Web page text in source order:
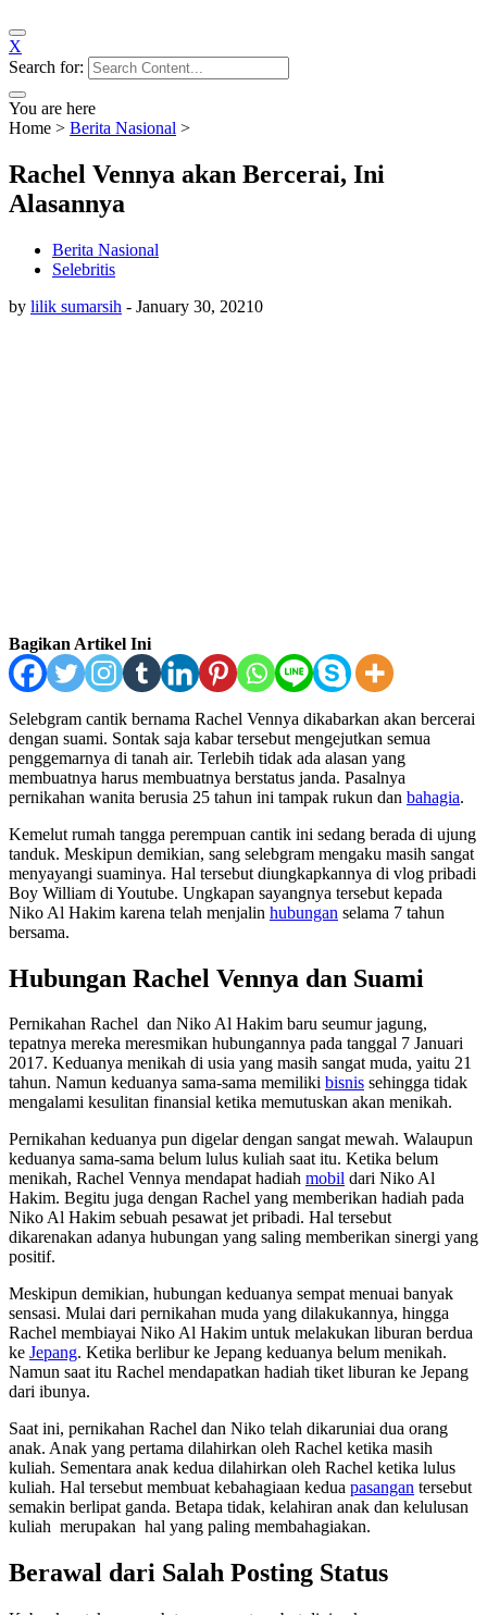
X
Search for:
You are here
Home > Berita Nasional >
Rachel Vennya akan Bercerai, Ini
Alasannya
Berita Nasional
Selebritis
by lilik sumarsih - January 30, 20210
Bagikan Artikel Ini
Selebgram cantik bernama Rachel Vennya dikabarkan akan bercerai
dengan suami. Sontak saja kabar tersebut mengejutkan semua
penggemarnya di tanah air. Terlebih tidak ada alasan yang
membuatnya harus membuatnya berstatus janda. Pasalnya
pernikahan wanita berusia 25 tahun ini tampak rukun dan bahagia.
Kemelut rumah tangga perempuan cantik ini sedang berada di ujung
tanduk. Meskipun demikian, sang selebgram mengaku masih sangat
menyayangi suaminya. Hal tersebut diungkapkannya di vlog pribadi
Boy William di Youtube. Ungkapan sayangnya tersebut kepada
Niko Al Hakim karena telah menjalin hubungan selama 7 tahun
bersama.
Hubungan Rachel Vennya dan Suami
Pernikahan Rachel dan Niko Al Hakim baru seumur jagung,
tepatnya mereka meresmikan hubungannya pada tanggal 7 Januari
2017. Keduanya menikah di usia yang masih sangat muda, yaitu 21
tahun. Namun keduanya sama-sama memiliki bisnis sehingga tidak
mengalami kesulitan finansial ketika memutuskan akan menikah.
Pernikahan keduanya pun digelar dengan sangat mewah. Walaupun
keduanya sama-sama belum lulus kuliah saat itu. Ketika belum
menikah, Rachel Vennya mendapat hadiah mobil dari Niko Al
Hakim. Begitu juga dengan Rachel yang memberikan hadiah pada
Niko Al Hakim sebuah pesawat jet pribadi. Hal tersebut
dikarenakan adanya hubungan yang saling memberikan sinergi yang
positif.
Meskipun demikian, hubungan keduanya sempat menuai banyak
sensasi. Mulai dari pernikahan muda yang dilakukannya, hingga
Rachel membiayai Niko Al Hakim untuk melakukan liburan berdua
ke Jepang. Ketika berlibur ke Jepang keduanya belum menikah.
Namun saat itu Rachel mendapatkan hadiah tiket liburan ke Jepang
dari ibunya.
Saat ini, pernikahan Rachel dan Niko telah dikaruniai dua orang
anak. Anak yang pertama dilahirkan oleh Rachel ketika masih
kuliah. Sementara anak kedua dilahirkan oleh Rachel ketika lulus
kuliah. Hal tersebut membuat kebahagiaan kedua pasangan tersebut
semakin berlipat ganda. Betapa tidak, kelahiran anak dan kelulusan
kuliah merupakan hal yang paling membahagiakan.
Berawal dari Salah Posting Status